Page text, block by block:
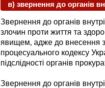
в) звернення до органів
Звернення до органів
злочин проти життя та
явищем, адже до внесення
процесуального кодексу
підслідності органів
Звернення до органів